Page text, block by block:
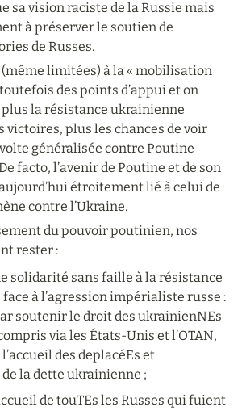
sa vision raciste de la Russie mais
à préserver le soutien de
de Russes.
limitées) à la « mobilisation
des points d’appui et on
la résistance ukrainienne
victoires, plus les chances de voir
généralisée contre Poutine
facto, l’avenir de Poutine et de son
étroitement lié à celui de
contre l’Ukraine.
du pouvoir poutinien, nos
rester :
solidarité sans faille à la résistance
à l’agression impérialiste russe :
soutenir le droit des ukrainienNEs
via les États-Unis et l’OTAN,
des deplacéEs et
la dette ukrainienne ;
de touTEs les Russes qui fuient